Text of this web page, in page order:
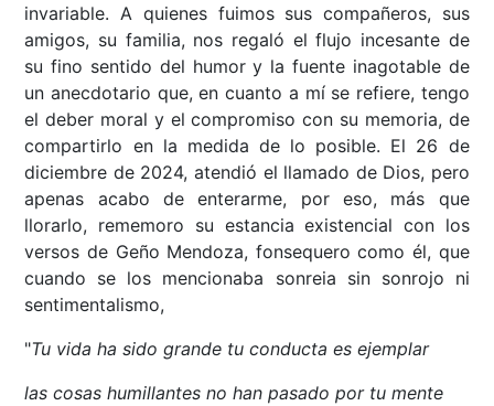
invariable. A quienes fuimos sus compañeros, sus
amigos, su familia, nos regaló el flujo incesante de
su fino sentido del humor y la fuente inagotable de
un anecdotario que, en cuanto a mí se refiere, tengo
el deber moral y el compromiso con su memoria, de
compartirlo en la medida de lo posible. El 26 de
diciembre de 2024, atendió el llamado de Dios, pero
apenas acabo de enterarme, por eso, más que
llorarlo, rememoro su estancia existencial con los
versos de Geño Mendoza, fonsequero como él, que
cuando se los mencionaba sonreia sin sonrojo ni
sentimentalismo,
"Tu vida ha sido grande tu conducta es ejemplar
las cosas humillantes no han pasado por tu mente